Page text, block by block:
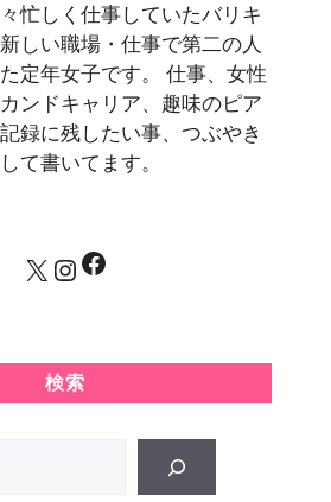
忙しく仕事していたバリキ
しい職場・仕事で第二の人
定年女子です。 仕事、女性
ンドキャリア、趣味のピア
録に残したい事、つぶやき
て書いてます。
X Instagram
Facebook
検索